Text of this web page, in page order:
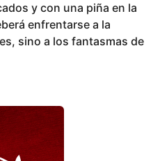
y con una piña en la
enfrentarse a la
sino a los fantasmas de